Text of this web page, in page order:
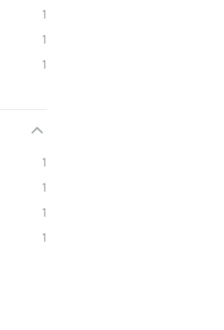
1
1
1
1
1
1
1